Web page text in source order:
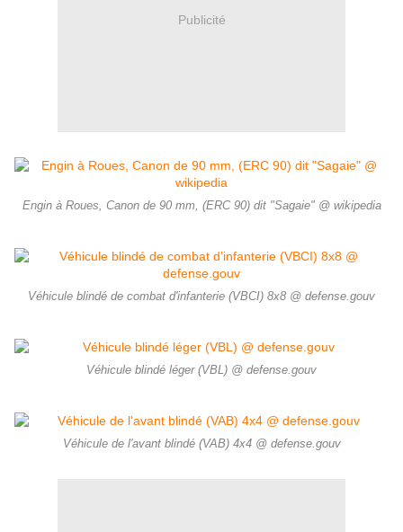
Publicité
Engin à Roues, Canon de 90 mm, (ERC 90) dit "Sagaie" @ wikipedia
Véhicule blindé de combat d'infanterie (VBCI) 8x8 @ defense.gouv
Véhicule blindé léger (VBL) @ defense.gouv
Véhicule de l'avant blindé (VAB) 4x4 @ defense.gouv